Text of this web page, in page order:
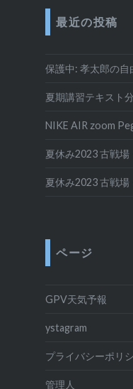
最近の投稿
保護中: 孝太郎の自
夏期講習テキスト
NIKE AIR zoom
夏休み2023 古戦場
夏休み2023 古戦場
ページ
GPV天気予報
ystagram
プライバシーポリ
管理人